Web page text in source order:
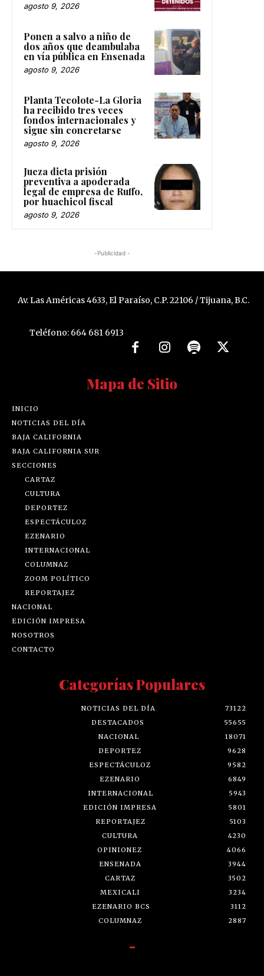
agosto 9, 2026
Ponen a salvo a niño de
dos años que deambulaba
en vía pública en Ensenada
agosto 9, 2026
Planta Tecolote-La Gloria
ha recibido tres veces
fondos internacionales y
sigue sin concretarse
agosto 9, 2026
Jueza dicta prisión
preventiva a apoderada
legal de empresa de Ruffo,
por huachicol fiscal
agosto 9, 2026
-Publicidad -
Av. Las Américas 4633, El Paraíso, C.P. 22106 / Tijuana, B.C.
Teléfono: 664 681 6913
Mapa de Sitio
INICIO
NOTICIAS DEL DÍA
BAJA CALIFORNIA
BAJA CALIFORNIA SUR
SECCIONES
CARTAZ
CULTURA
DEPORTEZ
ESPECTÁCULOZ
EZENARIO
INTERNACIONAL
COLUMNAZ
ZOOM POLÍTICO
REPORTAJEZ
NACIONAL
EDICIÓN IMPRESA
NOSOTROS
CONTACTO
Categorías Populares
NOTICIAS DEL DÍA
73122
DESTACADOS
55655
NACIONAL
18071
DEPORTEZ
9628
ESPECTÁCULOZ
9582
EZENARIO
6849
INTERNACIONAL
5943
EDICIÓN IMPRESA
5801
REPORTAJEZ
5103
CULTURA
4230
OPINIONEZ
4066
ENSENADA
3944
CARTAZ
3502
MEXICALI
3234
EZENARIO BCS
3112
COLUMNAZ
2887
-